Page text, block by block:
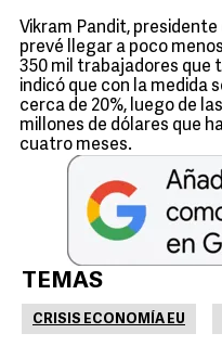
Vikram Pandit,
prevé llegar a poco
350 mil trabajadores que
indicó que con la medida
cerca de 20%, luego de
millones de dólares que
cuatro meses.
TEMAS
CRISIS ECONOMÍA EU